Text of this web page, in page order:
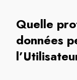
Quelle
données